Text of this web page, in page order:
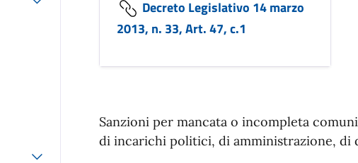
Decreto Legislativo 14 marzo
2013, n. 33, Art. 47, c.1
Sanzioni per mancata o incompleta
di incarichi politici, di amministrazione, di